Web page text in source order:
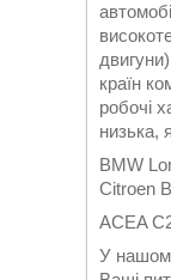
країн
робочі
низька,
BMW
Citroen
ACEA
У